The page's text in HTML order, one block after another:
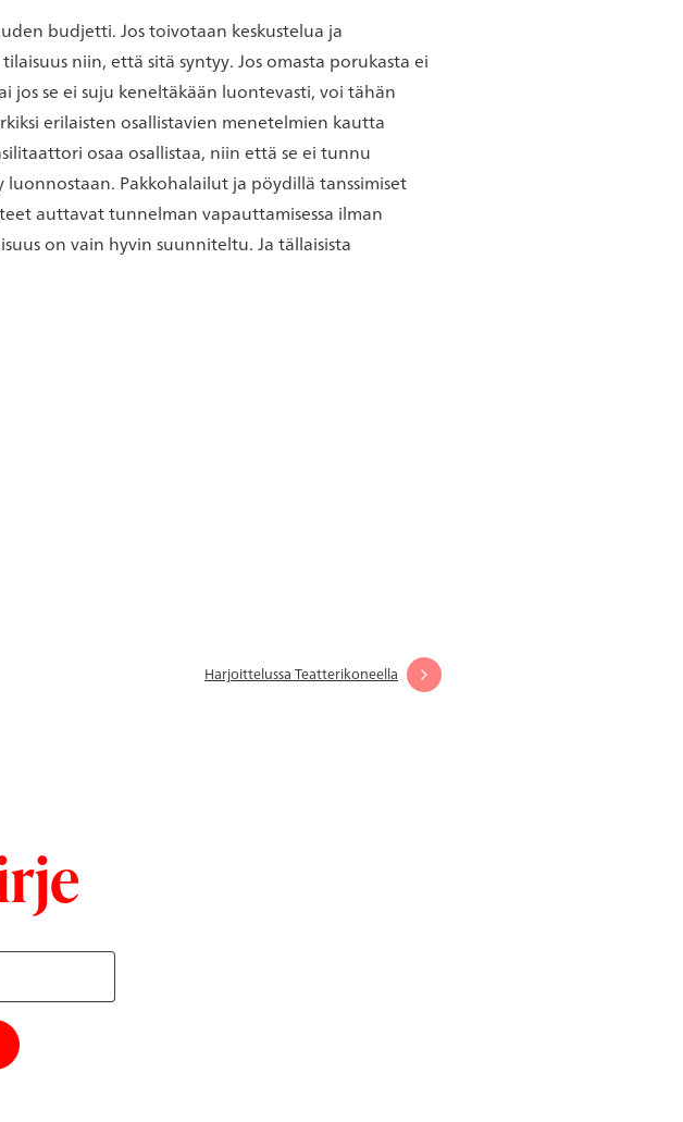
budjetti. Jos toivotaan keskustelua ja
niin, että sitä syntyy. Jos omasta porukasta ei
jos se ei suju keneltäkään luontevasti, voi tähän
erilaisten osallistavien menetelmien kautta
osaa osallistaa, niin että se ei tunnu
Pakkohalailut ja pöydillä tanssimiset
auttavat tunnelman vapauttamisessa ilman
on vain hyvin suunniteltu. Ja tällaisista
Seuraava
Harjoittelussa Teatterikoneella